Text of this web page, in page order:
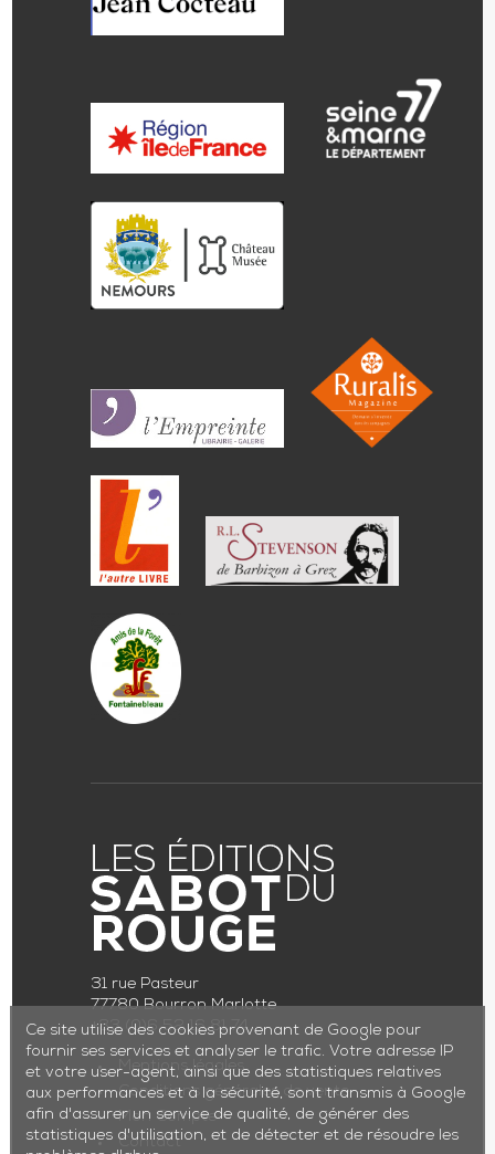
31 rue Pasteur
77780 Bourron Marlotte
+33 (0)6 52 16 81 74
Mentions légales
Conditions générales de vente
Mon Compte
Contact
Ce site utilise des cookies provenant de Google pour
fournir ses services et analyser le trafic. Votre adresse IP
et votre user-agent, ainsi que des statistiques relatives
aux performances et à la sécurité, sont transmis à Google
afin d'assurer un service de qualité, de générer des
statistiques d'utilisation, et de détecter et de résoudre les